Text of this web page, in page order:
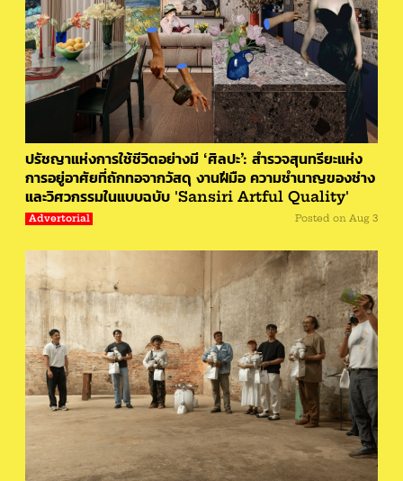
ปรัชญาแห่งการใช้ชีวิตอย่างมี ‘ศิลปะ’: สำรวจสุนทรียะแห่ง
การอยู่อาศัยที่ถักทอจากวัสดุ งานฝีมือ ความชำนาญของช่าง
และวิศวกรรมในแบบฉบับ 'Sansiri Artful Quality'
Advertorial Posted on Aug 3